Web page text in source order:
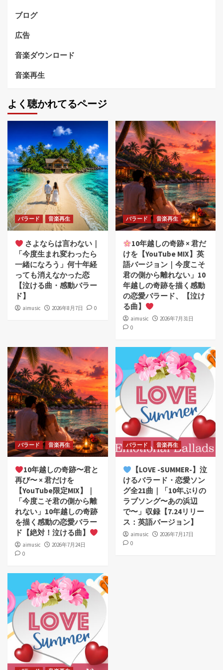
ブログ
広告
音楽ダウンロード
音楽再生
よく聴かれてるページ
バラード 音楽再生
さよならは言わない｜
「今度生まれ変わったら
一緒になろう」何十年経
っても消えなかった恋
【泣ける曲・感動バラー
ド】
aimusic 2026年8月7日 0
バラード 音楽再生
10年越しの奇跡 × 君だ
けを【YouTube MIX】英
語バージョン｜今度こそ
君の側から離れない」10
年越しの奇跡を描く感動
の恋愛バラード、【泣け
る曲】
aimusic
2026年7月31日
0
バラード 音楽再生
10年越しの奇跡〜君と
再び〜 × 君だけを
【YouTube限定MIX】｜
「今度こそ君の側から離
れない」10年越しの奇跡
を描く感動の恋愛バラー
ド【絶対！泣ける曲】
aimusic
2026年7月24日
0
バラード 音楽再生
【LOVE -SUMMER-】泣
けるバラード・恋愛ソン
グ全21曲｜「10年ぶりの
ラブソング〜あの浜辺
で〜」収録【7.24リリー
ス：英語バージョン】
aimusic
2026年7月17日
0